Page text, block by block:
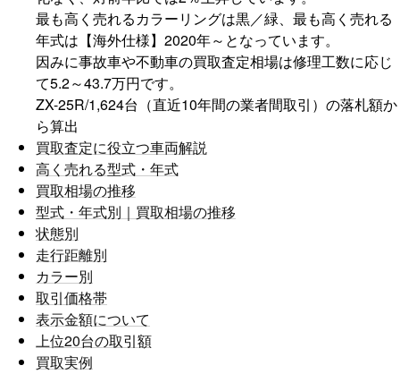
最も高く売れるカラーリングは黒／緑、最も高く売れる
年式は 【海外仕様】2020年～ となっています。
因みに事故車や不動車の買取査定相場は修理工数に応じ
て5.2～43.7万円です。
ZX-25R/1,624台（直近10年間の業者間取引）の落札額か
ら算出
買取査定に役立つ車両解説
高く売れる型式・年式
買取相場の推移
型式・年式別｜買取相場の推移
状態別
走行距離別
カラー別
取引価格帯
表示金額について
上位20台の取引額
買取実例